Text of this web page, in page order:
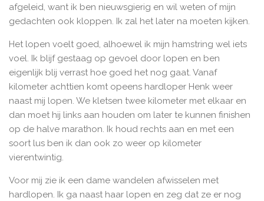
afgeleid, want ik ben nieuwsgierig en wil weten of mijn
gedachten ook kloppen. Ik zal het later na moeten kijken.
Het lopen voelt goed, alhoewel ik mijn hamstring wel iets
voel. Ik blijf gestaag op gevoel door lopen en ben
eigenlijk blij verrast hoe goed het nog gaat. Vanaf
kilometer achttien komt opeens hardloper Henk weer
naast mij lopen. We kletsen twee kilometer met elkaar en
dan moet hij links aan houden om later te kunnen finishen
op de halve marathon. Ik houd rechts aan en met een
soort lus ben ik dan ook zo weer op kilometer
vierentwintig.
Voor mij zie ik een dame wandelen afwisselen met
hardlopen. Ik ga naast haar lopen en zeg dat ze er nog